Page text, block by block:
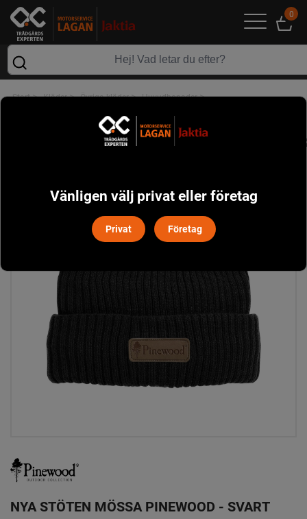
0
Start> Kläder> Övriga kläder> Huvudbonader>
NYA STÖTEN MÖSSA PINEWOOD - SVART
Vänligen välj privat eller företag
Privat Företag